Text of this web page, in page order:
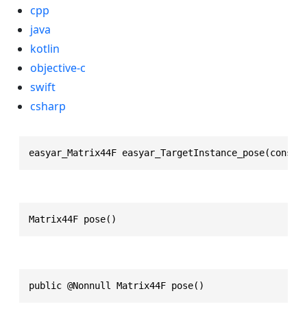
cpp
java
kotlin
objective-c
swift
csharp
easyar_Matrix44F
Matrix44F pose()
public @Nonnull Matrix44F pose()